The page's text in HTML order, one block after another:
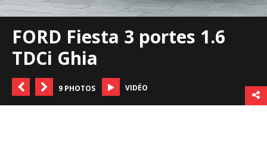
FORD Fiesta 3 portes 1.6
TDCi Ghia
9 PHOTOS VIDÉO